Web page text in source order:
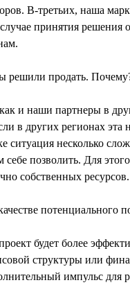
В-третьих, наша
принятия решения
продать.
и наши партнеры в
в других регионах
ситуация несколько
позволить. Для
собственных ресурсов.
потенциального
будет более
структуры или
импульс для